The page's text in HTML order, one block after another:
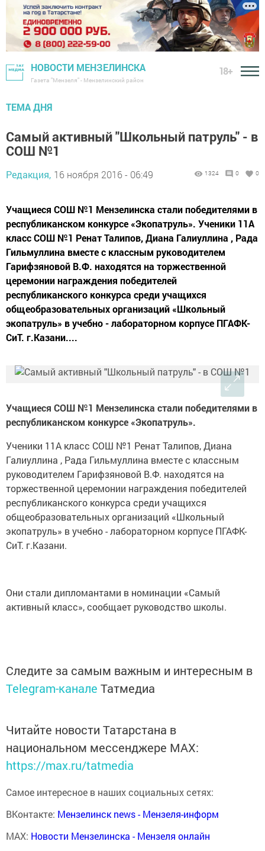
НОВОСТИ МЕНЗЕЛИНСКА
Газета "Мензеля" - Мензелинский район
18+
ТЕМА ДНЯ
Самый активный "Школьный патруль" - в
СОШ №1
Редакция, 16 ноября 2016 - 06:49 1324 0 0
Учащиеся СОШ №1 Мензелинска стали победителями в
республиканском конкурсе «Экопатруль». Ученики 11А
класс СОШ №1 Ренат Талипов, Диана Галиуллина , Рада
Гильмуллина вместе с классным руководителем
Гарифзяновой В.Ф. находятся на торжественной
церемонии награждения победителей
республиканского конкурса среди учащихся
общеобразовательных организаций «Школьный
экопатруль» в учебно - лабораторном корпусе ПГАФК-
СиТ. г.Казани....
Учащиеся СОШ №1 Мензелинска стали победителями в
республиканском конкурсе «Экопатруль».
Ученики 11А класс СОШ №1 Ренат Талипов, Диана
Галиуллина , Рада Гильмуллина вместе с классным
руководителем Гарифзяновой В.Ф. находятся на
торжественной церемонии награждения победителей
республиканского конкурса среди учащихся
общеобразовательных организаций «Школьный
экопатруль» в учебно - лабораторном корпусе ПГАФК-
СиТ. г.Казани.
Они стали дипломантами в номинации «Самый
активный класс», сообщает руководство школы.
Следите за самым важным и интересным в
Telegram-канале Татмедиа
Читайте новости Татарстана в
национальном мессенджере MАХ:
https://max.ru/tatmedia
Самое интересное в наших социальных сетях:
ВКонтакте: Мензелинск news - Мензеля-информ
MAX: Новости Мензелинска - Мензеля онлайн